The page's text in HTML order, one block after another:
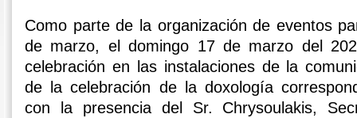
Como parte de la organización de eventos
de marzo, el domingo 17 de marzo del
celebración en las instalaciones de la
de la celebración de la doxología
con la presencia del Sr. Chrysoulakis,